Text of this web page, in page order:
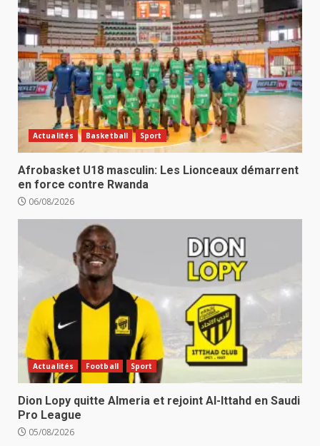
Actualités Basketball Sport
Afrobasket U18 masculin: Les Lionceaux démarrent
en force contre Rwanda
06/08/2026
Actualités Football Sport
Dion Lopy quitte Almeria et rejoint Al-Ittahd en Saudi
Pro League
05/08/2026